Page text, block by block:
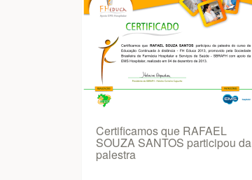
Certificamos que RAFAEL
SOUZA SANTOS participou da
palestra